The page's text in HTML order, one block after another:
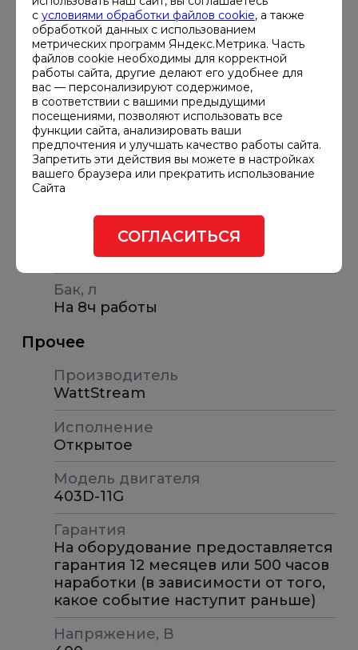
Расход топлива при 50% нагрузке,
л/ч
1.9
Расход топлива при 90% нагрузке,
л/ч
2.6
Габариты и вес
Габариты ДГУ, мм
Бак, л
На 8ч работы
Прочее
Производитель
WattStream
Исполнение
Открытое
Модель двигателя
403D-11G
Гарантия
На оборудование предоставляется
гарантия 12 месяцев или 500 часов
наработки (в зависимости от того,
какое событие наступит раньше)
Напряжение, В
с условиями обработки файлов cookie, а также
обработкой данных с использованием
метрических программ Яндекс.Метрика. Часть
файлов cookie необходимы для корректной
работы сайта, другие делают его удобнее для
вас — персонализируют содержимое,
в соответствии с вашими предыдущими
посещениями, позволяют использовать все
функции сайта, анализировать ваши
предпочтения и улучшать качество работы сайта.
Запретить эти действия вы можете в настройках
вашего браузера или прекратить использование
Сайта
СОГЛАСИТЬСЯ